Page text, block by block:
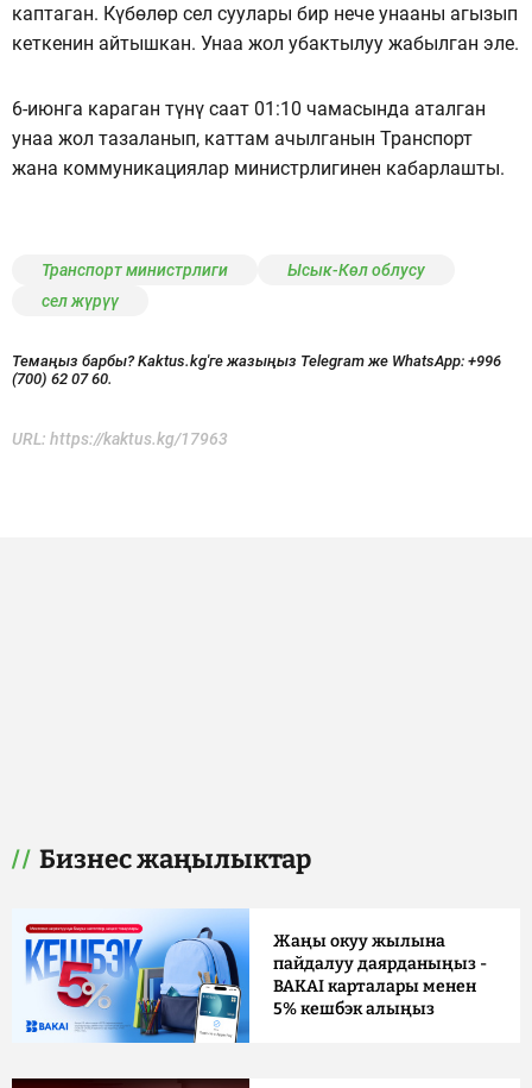
каптаган. Күбөлөр сел суулары бир нече унааны агызып
кеткенин айтышкан. Унаа жол убактылуу жабылган эле.
6-июнга караган түнү саат 01:10 чамасында аталган
унаа жол тазаланып, каттам ачылганын Транспорт
жана коммуникациялар министрлигинен кабарлашты.
Транспорт министрлиги
Ысык-Көл облусу
сел жүрүү
Темаңыз барбы? Kaktus.kg'ге жазыңыз Telegram же WhatsApp: +996
(700) 62 07 60.
URL: https://kaktus.kg/17963
Бизнес жаңылыктар
Жаңы окуу жылына
пайдалуу даярданыңыз -
BAKAI карталары менен
5% кешбэк алыңыз